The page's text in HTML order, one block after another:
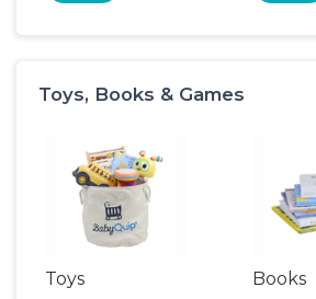
Toys, Books & Games
Toys Books